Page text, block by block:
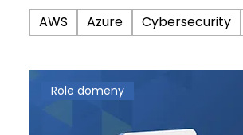
AWS Azure Cybersecurity
Role domeny